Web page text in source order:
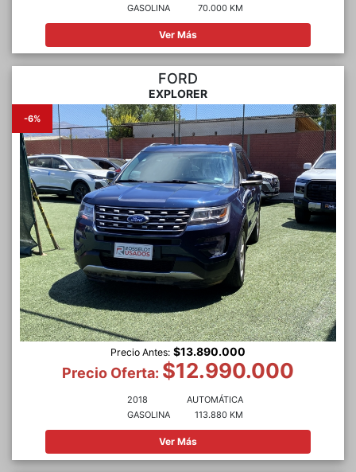
GASOLINA
70.000 KM
Ver Más
FORD
EXPLORER
-6%
Precio Antes: $13.890.000
Precio Oferta: $12.990.000
2018
GASOLINA
AUTOMÁTICA
113.880 KM
Ver Más